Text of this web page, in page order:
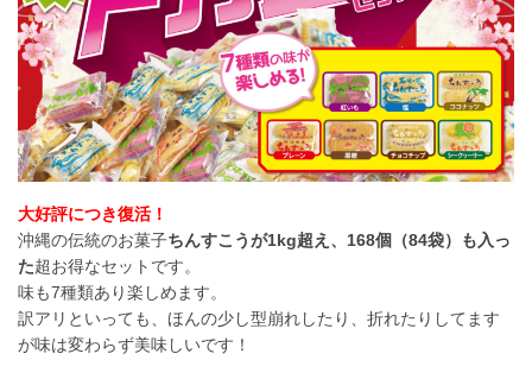
大好評につき復活！
沖縄の伝統のお菓子ちんすこうが1kg超え、168個（84袋）も入っ
た超お得なセットです。
味も7種類あり楽しめます。
訳アリといっても、ほんの少し型崩れしたり、折れたりしてます
が味は変わらず美味しいです！